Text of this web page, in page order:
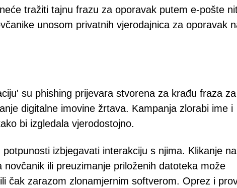
tražiti tajnu frazu za oporavak putem e-pošte
unosom privatnih vjerodajnica za oporavak
su phishing prijevara stvorena za krađu fraza za
digitalne imovine žrtava. Kampanja zlorabi ime i
bi izgledala vjerodostojno.
izbjegavati interakciju s njima. Klikanje na
ili preuzimanje priloženih datoteka može
čak zarazom zlonamjernim softverom. Oprez i